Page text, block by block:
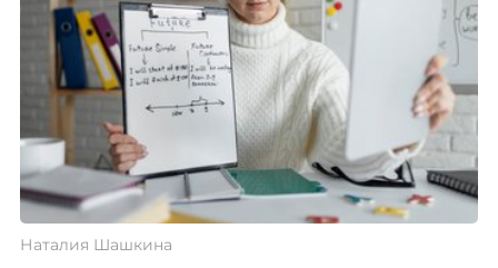
Наталия Шашкина